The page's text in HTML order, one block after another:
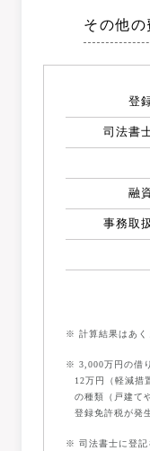
その他の
登
司法書
融
事務取
※ 計算結果はあく
※ 3,000万円の借
12万円（軽減措
の種類（戸建て
登録免許税が発
※ 司法書士に登記